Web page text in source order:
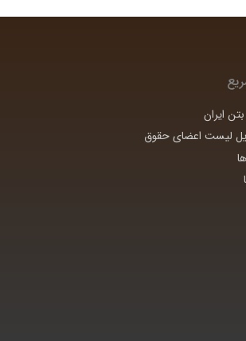
ایران
لیست اعضای حقوق